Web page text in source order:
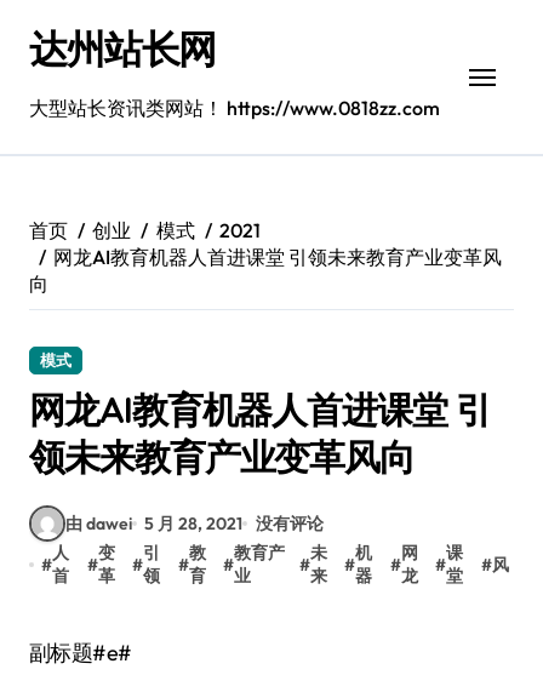
达州站长网
大型站长资讯类网站！ https://www.0818zz.com
首页 创业 模式
2021
网龙AI教育机器人首进课堂 引领未来教育产业变革风
向
模式
网龙AI教育机器人首进课堂 引
领未来教育产业变革风向
由 dawei 5 月 28, 2021 没有评论
#
人
首
#
变
革
#
引
领
#
教
育
#
教育产
业
#
未
来
#
机
器
#
网
龙
#
课
堂
#风
副标题#e#